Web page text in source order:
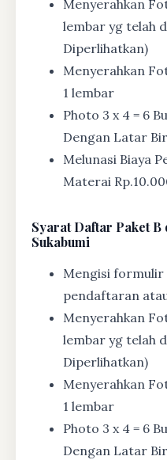
Menyerahkan
lembar yg telah
Diperlihatkan)
Menyerahkan
1 lembar
Photo 3 x 4 = 6
Dengan Latar
Melunasi Biaya
Materai
SyaratDaftar Paket B
Sukabumi
Mengisi
pendaftaran
Menyerahkan
lembar yg telah
Diperlihatkan)
Menyerahkan
1 lembar
Photo 3 x 4 = 6
Dengan Latar